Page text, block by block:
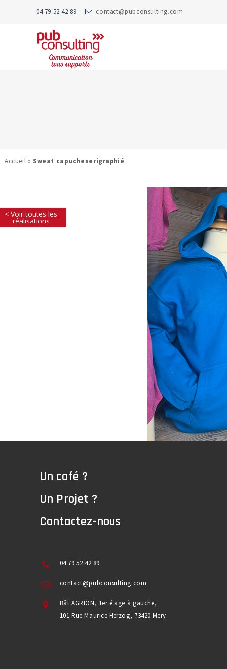
04 79 52 42 89 contact@pubconsulting.com
Accueil » Sweat capucheserigraphié
< Voir toutes les
réalisations
Un café ?
Un Projet ?
Contactez-nous
04 79 52 42 89
contact@pubconsulting.com
Bât AGRION, 1er étage à gauche,
101 Rue Maurice Herzog, 73420 Mery